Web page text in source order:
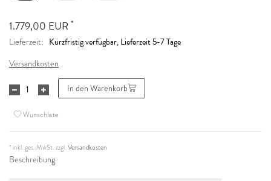
1.779,00 EUR *
Lieferzeit: Kurzfristig verfügbar, Lieferzeit 5-7 Tage
Versandkosten
In den Warenkorb
Wunschliste
* inkl. ges. MwSt. zzgl.Versandkosten
Beschreibung